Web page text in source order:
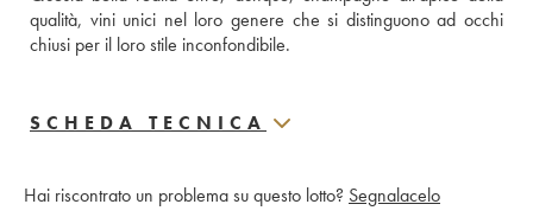
qualità, vini unici nel loro genere che si distinguono ad occhi
chiusi per il loro stile inconfondibile.
SCHEDA TECNICA
Hai riscontrato un problema su questo lotto? Segnalacelo